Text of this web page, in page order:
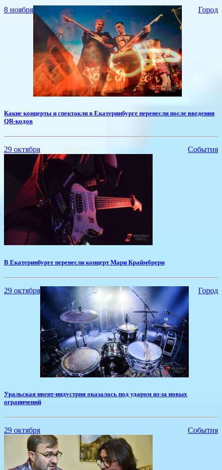
8 ноября Город
​Какие концерты и спектакли в Екатеринбурге перенесли после введения
QR-кодов
29 октября События
​В Екатеринбурге перенесли концерт Мари Краймбрери
29 октября Город
Уральская ивент-индустрия оказалась под ударом из-за новых
ограничений
29 октября События